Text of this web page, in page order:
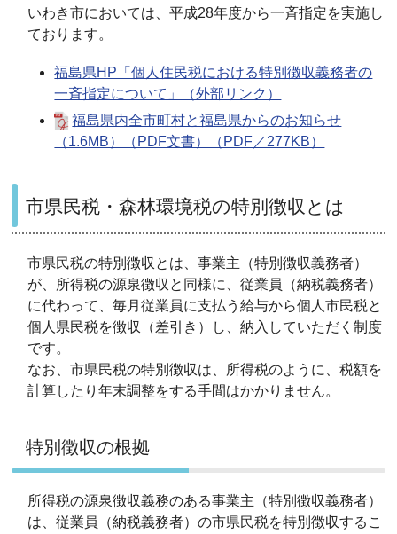
いわき市においては、平成28年度から一斉指定を実施し
ております。
福島県HP「個人住民税における特別徴収義務者の
一斉指定について」（外部リンク）
福島県内全市町村と福島県からのお知らせ
（1.6MB）（PDF文書）（PDF／277KB）
市県民税・森林環境税の特別徴収とは
市県民税の特別徴収とは、事業主（特別徴収義務者）
が、所得税の源泉徴収と同様に、従業員（納税義務者）
に代わって、毎月従業員に支払う給与から個人市民税と
個人県民税を徴収（差引き）し、納入していただく制度
です。
なお、市県民税の特別徴収は、所得税のように、税額を
計算したり年末調整をする手間はかかりません。
特別徴収の根拠
所得税の源泉徴収義務のある事業主（特別徴収義務者）
は、従業員（納税義務者）の市県民税を特別徴収するこ